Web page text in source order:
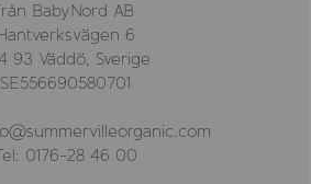
BabyNord AB
6
93 Väddö, Sverige
SE556690580701
0176-28 46 00